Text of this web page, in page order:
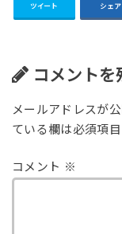
ツイート シェア
コメントを
メールアドレスが
ている欄は必須項
コメント ※